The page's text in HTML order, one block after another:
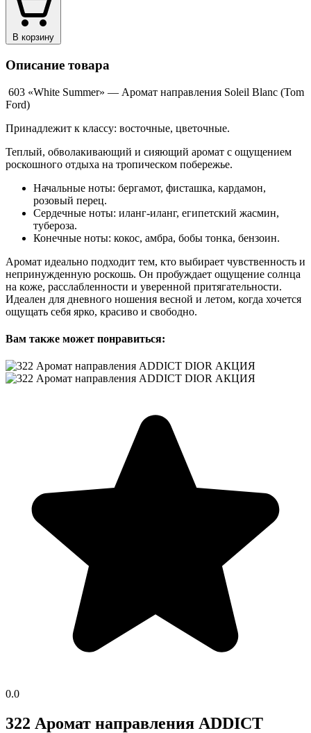
В корзину
Описание товара
603 «White Summer» — Аромат направления Soleil Blanc (Tom
Ford)
Принадлежит к классу: восточные, цветочные.
Теплый, обволакивающий и сияющий аромат с ощущением
роскошного отдыха на тропическом побережье.
Начальные ноты: бергамот, фисташка, кардамон,
розовый перец.
Сердечные ноты: иланг-иланг, египетский жасмин,
тубероза.
Конечные ноты: кокос, амбра, бобы тонка, бензоин.
Аромат идеально подходит тем, кто выбирает чувственность и
непринужденную роскошь. Он пробуждает ощущение солнца
на коже, расслабленности и уверенной притягательности.
Идеален для дневного ношения весной и летом, когда хочется
ощущать себя ярко, красиво и свободно.
Вам также может понравиться:
0.0
322 Аромат направления ADDICT